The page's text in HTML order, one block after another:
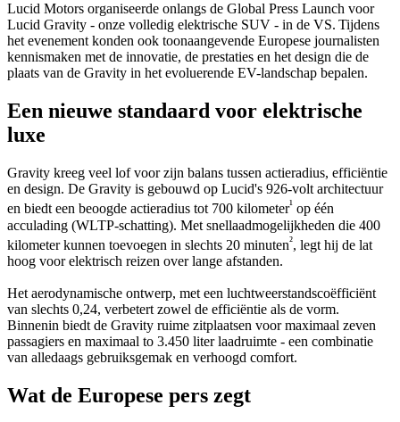
Lucid Motors organiseerde onlangs de Global Press Launch voor
Lucid Gravity - onze volledig elektrische SUV - in de VS. Tijdens
het evenement konden ook toonaangevende Europese journalisten
kennismaken met de innovatie, de prestaties en het design die de
plaats van de Gravity in het evoluerende EV-landschap bepalen.
Een nieuwe standaard voor elektrische
luxe
Gravity kreeg veel lof voor zijn balans tussen actieradius, efficiëntie
en design. De Gravity is gebouwd op Lucid's 926-volt architectuur
en biedt een beoogde actieradius tot 700 kilometer¹ op één
acculading (WLTP-schatting). Met snellaadmogelijkheden die 400
kilometer kunnen toevoegen in slechts 20 minuten², legt hij de lat
hoog voor elektrisch reizen over lange afstanden.
Het aerodynamische ontwerp, met een luchtweerstandscoëfficiënt
van slechts 0,24, verbetert zowel de efficiëntie als de vorm.
Binnenin biedt de Gravity ruime zitplaatsen voor maximaal zeven
passagiers en maximaal to 3.450 liter laadruimte - een combinatie
van alledaags gebruiksgemak en verhoogd comfort.
Wat de Europese pers zegt